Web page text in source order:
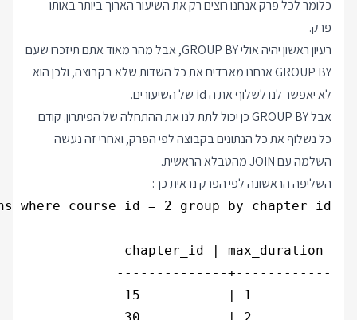
כלומר לכל פרק אנחנו רוצים רק את השיעור הארוך ביותר באותו
פרק.
רעיון ראשון יהיה אולי GROUP BY, אבל מהר מאוד אתם תיזכרו שעם
GROUP BY אנחנו מאבדים את כל השדות שלא בקבוצה, ולכן הוא
לא יאפשר לנו לשלוף את ה id של השיעורים.
אבל GROUP BY כן יכול לתת לנו את ההתחלה של הפיתרון. קודם
כל נשלוף את כל הנתונים בקבוצה לפי הפרק, ואחרי זה נעשה
השלמה עם JOIN מהטבלא הראשית.
השליפה הראשונה לפי הפרק נראית כך: